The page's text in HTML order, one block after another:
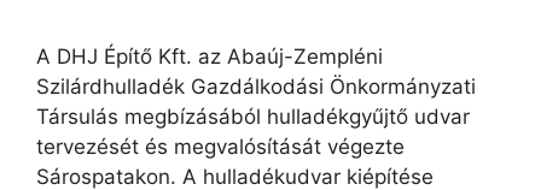
A DHJ Építő Kft. az Abaúj-Zempléni
Szilárdhulladék Gazdálkodási Önkormányzati
Társulás megbízásából hulladékgyűjtő udvar
tervezését és megvalósítását végezte
Sárospatakon. A hulladékudvar kiépítése